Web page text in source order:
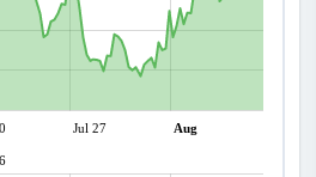
Jul 27 Aug